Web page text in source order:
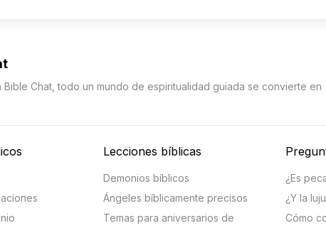
Bible Chat, todo un mundo de espiritualidad guiada se convierte en
Lecciones bíblicas
Demonios bíblicos
Ángeles bíblicamente precisos
Temas para aniversarios de
¿Es
¿Y la
Cómo